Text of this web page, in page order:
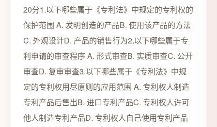
20分1.以下哪些属于《专利法》中规定的专利权的
保护范围 A. 发明创造的产品B. 使用该产品的方法
C. 外观设计D. 产品的销售行为2.以下哪些属于专
利申请的审查程序 A. 形式审查B. 实质审查C. 公开
审查D. 复审审查3.以下哪些属于《专利法》中规
定的专利权用尽原则的应用范围 A. 专利权人制造
专利产品后售出B. 进口专利产品C. 专利权人许可
他人制造专利产品D. 专利权人自己使用专利产品